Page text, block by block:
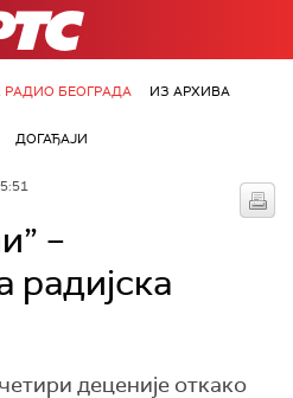
РАДИО БЕОГРАДА ИЗ АРХИВА
ДОГАЂАЈИ
–
радијска
деценије откако